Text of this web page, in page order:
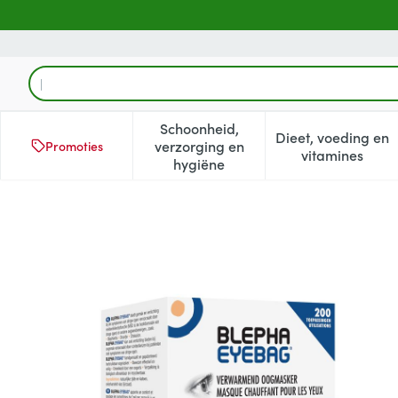
Product, merk, categorie...
Promoties
Schoonheid,
verzorging en
hygiëne
Toon submenu voor
Dieet, voeding en
vitamines
Toon
Blepha Eyebag Oogmasker